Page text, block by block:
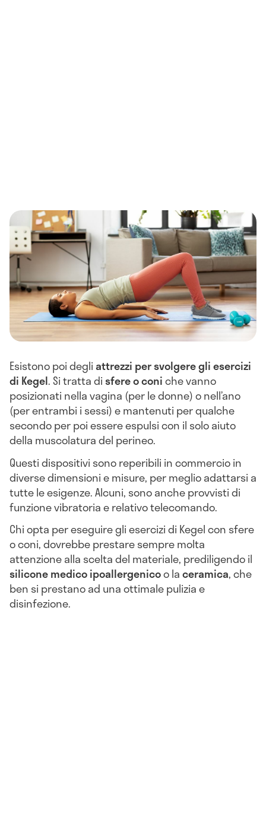
Esistono poi degliattrezzi per svolgere gli esercizi
di Kegel. Si tratta disfere o coniche vanno
posizionati nella vagina (per le donne) o nell’ano
(per entrambi i sessi) e mantenuti per qualche
secondo per poi essere espulsi con il solo aiuto
della muscolatura del perineo.
Questi dispositivi sono reperibili in commercio in
diverse dimensioni e misure, per meglio adattarsi a
tutte le esigenze. Alcuni, sono anche provvisti di
funzione vibratoria e relativo telecomando.
Chi opta per eseguire gli esercizi di Kegel con sfere
o coni, dovrebbe prestare sempre molta
attenzione alla scelta del materiale, prediligendo il
silicone medico ipoallergenicoo laceramica, che
ben si prestano ad una ottimale pulizia e
disinfezione.